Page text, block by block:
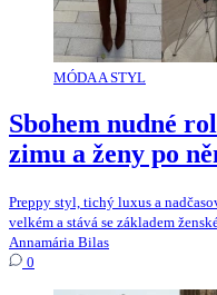
MÓDA A STYL
Sbohem nudné
zimu a ženy po
Preppy styl, tichý luxus a
velkém a stává se základem
Annamária Bilas
0